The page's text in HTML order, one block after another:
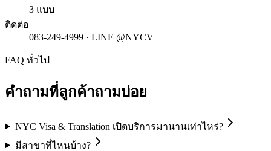
3 แบบ
ติดต่อ
083-249-4999 · LINE @NYCV
FAQ ทั่วไป
คำถามที่ลูกค้าถามบ่อย
NYC Visa & Translation เปิดบริการมานานเท่าไหร่?
มีสาขาที่ไหนบ้าง?